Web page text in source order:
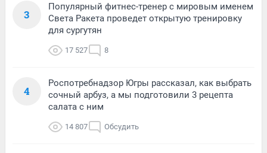
3
Популярный фитнес-тренер с мировым именем
Света Ракета проведет открытую тренировку
для сургутян
17 527 8
4
Роспотребнадзор Югры рассказал, как выбрать
сочный арбуз, а мы подготовили 3 рецепта
салата с ним
14 807 Обсудить